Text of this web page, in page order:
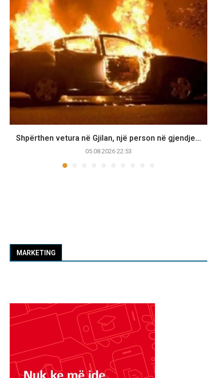
Shpërthen vetura në Gjilan, një person në gjendje...
05.08.2026 22:53
MARKETING